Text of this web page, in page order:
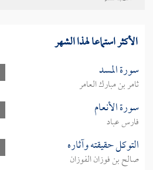
الأكثر استماعا لهذا الشهر
سورة المسد
ثامر بن مبارك العامر
سورة الأنعام
فارس عباد
التوكل حقيقته وآثاره
صالح بن فوزان الفوزان